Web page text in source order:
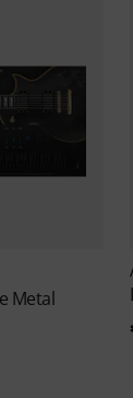
Metal